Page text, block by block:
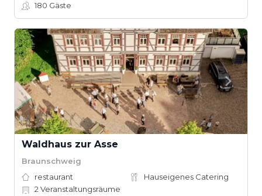
180 Gäste
Waldhaus zur Asse
Braunschweig
restaurant
Hauseigenes Catering
2 Veranstaltungsräume